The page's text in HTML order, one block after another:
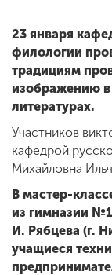
23 января
филологии
традициям
изображению в
литературах.
Участников
кафедрой
Михайловна
В мастер-
из гимназии
И. Рябцева (г.
учащиеся